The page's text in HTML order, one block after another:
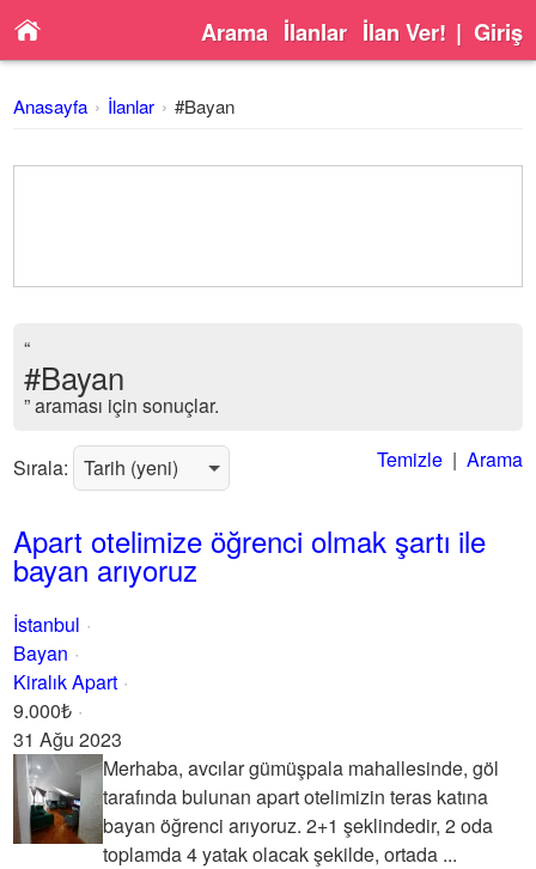
Arama İlanlar İlan Ver! | Giriş
Anasayfa İlanlar #Bayan
“
#Bayan
” araması için sonuçlar.
Sırala: Temizle| Arama
Apart otelimize öğrenci olmak şartı ile
bayan arıyoruz
İstanbul
Bayan
Kiralık Apart
9.000₺
31 Ağu 2023
Merhaba, avcılar gümüşpala mahallesinde, göl
tarafında bulunan apart otelimizin teras katına
bayan öğrenci arıyoruz. 2+1 şeklindedir, 2 oda
toplamda 4 yatak olacak şekilde, ortada ...